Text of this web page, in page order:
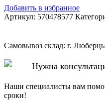
Добавить в избранное
Артикул: 570478577
Самовывоз склад: г.
Нужна
Наши специалисты вам
сроки!